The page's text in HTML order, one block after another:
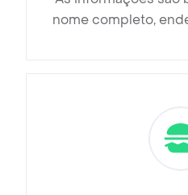
nome completo,